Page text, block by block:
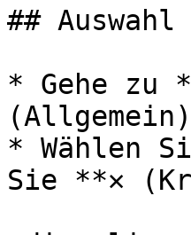
## Auswahl
* Gehe zu
* Wählen
Sie **✕